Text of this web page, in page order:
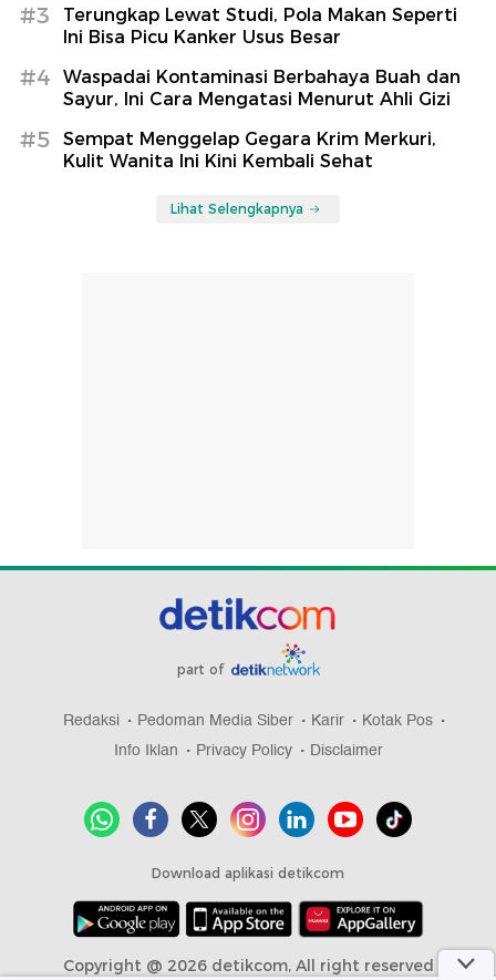
#3
Terungkap Lewat Studi, Pola Makan Seperti
Ini Bisa Picu Kanker Usus Besar
#4
Waspadai Kontaminasi Berbahaya Buah dan
Sayur, Ini Cara Mengatasi Menurut Ahli Gizi
#5
Sempat Menggelap Gegara Krim Merkuri,
Kulit Wanita Ini Kini Kembali Sehat
Lihat Selengkapnya
part of
Redaksi Pedoman Media Siber Karir
Kotak Pos
Info Iklan
Privacy Policy Disclaimer
Download aplikasi detikcom
Copyright @ 2026 detikcom, All right reserved